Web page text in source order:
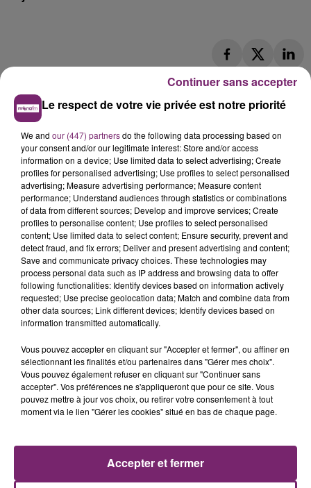
LES AUTRES JEUX >
Le respect de votre vie privée est notre priorité
We and our (447) partnersdo the following data processing based on
your consent and/or our legitimate interest: Store and/or access
information on a device; Use limited data to select advertising; Create
profiles for personalised advertising; Use profiles to select personalised
advertising; Measure advertising performance; Measure content
performance; Understand audiences through statistics or combinations
of data from different sources; Develop and improve services; Create
profiles to personalise content; Use profiles to select personalised
content; Use limited data to select content; Ensure security, prevent and
detect fraud, and fix errors; Deliver and present advertising and content;
Save and communicate privacy choices. These technologies may
process personal data such as IP address and browsing data to offer
following functionalities: Identify devices based on information actively
requested; Use precise geolocation data; Match and combine data from
other data sources; Link different devices; Identify devices based on
information transmitted automatically.
Vous pouvez accepter en cliquant sur "Accepter et fermer", ou affiner en
sélectionnant les finalités et/ou partenaires dans "Gérer mes choix".
Vous pouvez également refuser en cliquant sur "Continuer sans
accepter". Vos préférences ne s'appliqueront que pour ce site. Vous
pouvez mettre à jour vos choix, ou retirer votre consentement à tout
moment via le lien "Gérer les cookies" situé en bas de chaque page.
Accepter et fermer
Continuer sans accepter